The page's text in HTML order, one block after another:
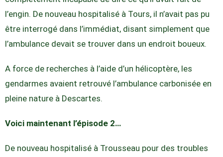
l’engin. De nouveau hospitalisé à Tours, il n’avait pas pu
être interrogé dans l’immédiat, disant simplement que
l’ambulance devait se trouver dans un endroit boueux.
A force de recherches à l’aide d’un hélicoptère, les
gendarmes avaient retrouvé l’ambulance carbonisée en
pleine nature à Descartes.
Voici maintenant l’épisode 2…
De nouveau hospitalisé à Trousseau pour des troubles